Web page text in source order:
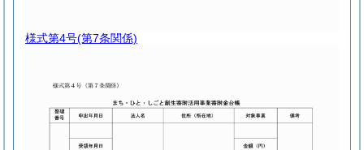
様式第4号(第7条関係)